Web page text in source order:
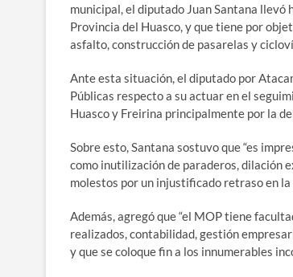
municipal, el diputado Juan Santana
Provincia del Huasco, y que tiene por
asfalto, construcción de pasarelas y
Ante esta situación, el diputado por
Públicas respecto a su actuar en el
Huasco y Freirina principalmente por la
Sobre esto, Santana sostuvo que “es
como inutilización de paraderos, dilación
molestos por un injustificado retraso en
Además, agregó que “el MOP tiene
realizados, contabilidad, gestión
y que se coloque fin a los innumerables